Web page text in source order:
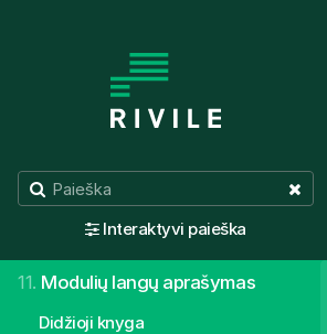
Interaktyvi paieška
Integraciniai sprendimai
9.Valstybiniai registrai
Savarankiško mokymosi medžiaga
11. Modulių langų aprašymas
Didžioji knyga